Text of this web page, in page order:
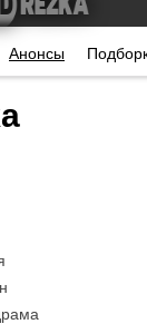
Анонсы